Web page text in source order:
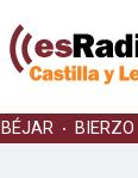
BÉJAR BIERZO